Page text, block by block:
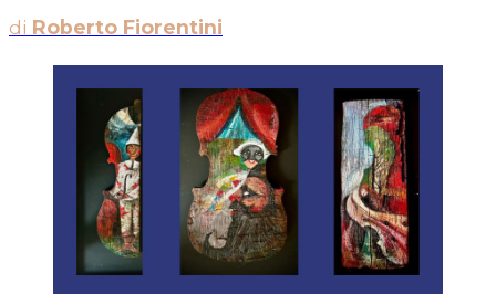
di Roberto Fiorentini